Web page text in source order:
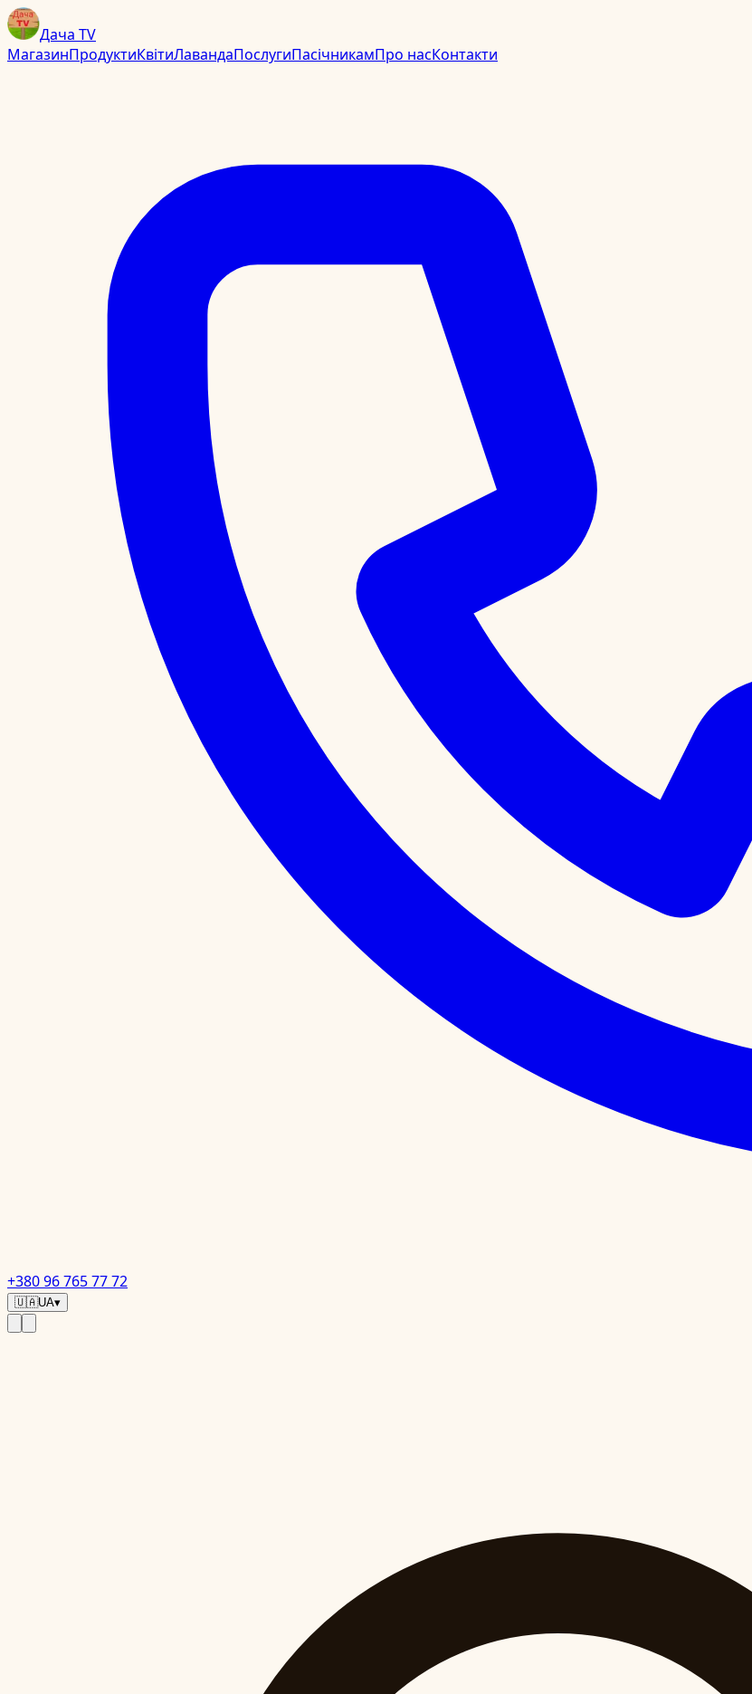
Дача TV
МагазинПродуктиКвітиЛавандаПослугиПасічникамПро насКонтакти
+380 96 765 77 72
🇺🇦UA▾